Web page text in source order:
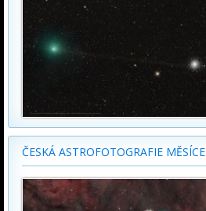
ČESKÁ ASTROFOTOGRAFIE MĚSÍCE